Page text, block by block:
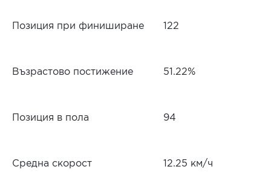
Позиция при финиширане 122
Възрастово постижение 51.22%
Позиция в пола 94
Средна скорост 12.25 км/ч